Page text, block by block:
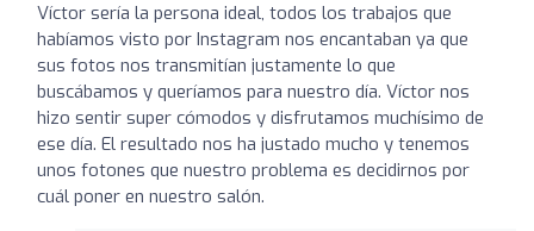
Víctor sería la persona ideal, todos los trabajos que
habíamos visto por Instagram nos encantaban ya que
sus fotos nos transmitían justamente lo que
buscábamos y queríamos para nuestro día. Víctor nos
hizo sentir super cómodos y disfrutamos muchísimo de
ese día. El resultado nos ha justado mucho y tenemos
unos fotones que nuestro problema es decidirnos por
cuál poner en nuestro salón.